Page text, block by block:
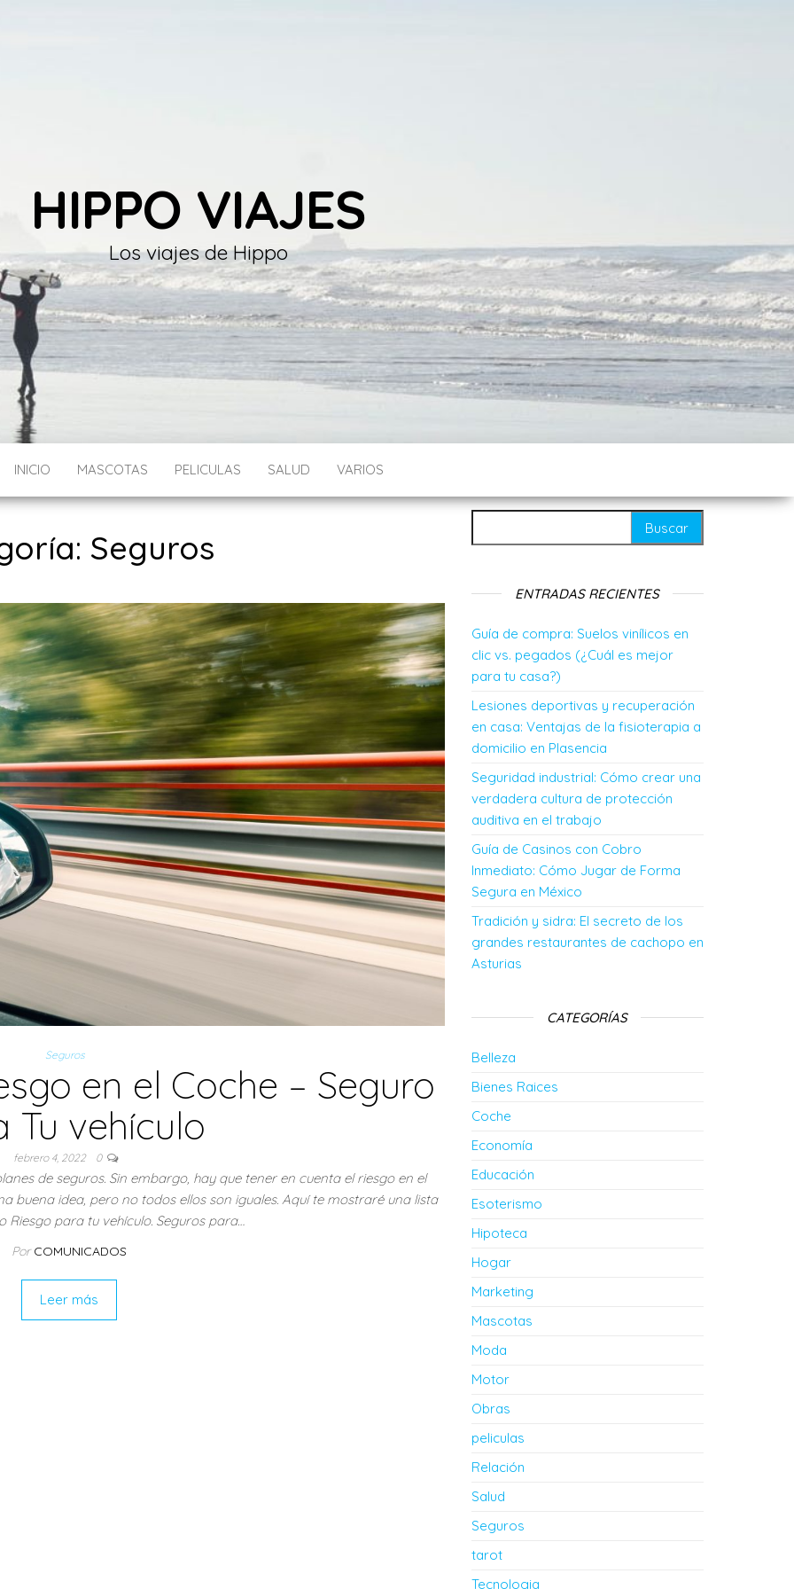
HIPPO VIAJES
Los viajes de Hippo
INICIO MASCOTAS PELICULAS SALUD VARIOS
Seguros
Seguros
en el Coche – Seguro
Tu vehículo
febrero 4, 2022 0
de seguros. Sin embargo, hay que tener en cuenta el riesgo en el
buena idea, pero no todos ellos son iguales. Aquí te mostraré una lista
Riesgo para tu vehículo. Seguros para…
Por COMUNICADOS
Leer más
ENTRADAS RECIENTES
Guía de compra: Suelos vinílicos en
clic vs. pegados (¿Cuál es mejor
para tu casa?)
Lesiones deportivas y recuperación
en casa: Ventajas de la fisioterapia a
domicilio en Plasencia
Seguridad industrial: Cómo crear una
verdadera cultura de protección
auditiva en el trabajo
Guía de Casinos con Cobro
Inmediato: Cómo Jugar de Forma
Segura en México
Tradición y sidra: El secreto de los
grandes restaurantes de cachopo en
Asturias
CATEGORÍAS
Belleza
Bienes Raices
Coche
Economía
Educación
Esoterismo
Hipoteca
Hogar
Marketing
Mascotas
Moda
Motor
Obras
peliculas
Relación
Salud
Seguros
tarot
Tecnologia